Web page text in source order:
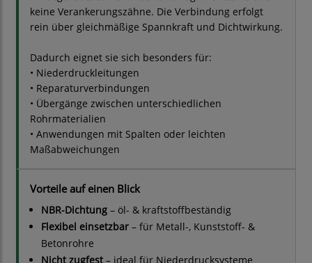
keine Verankerungszähne. Die Verbindung erfolgt
rein über gleichmäßige Spannkraft und Dichtwirkung.
Dadurch eignet sie sich besonders für:
• Niederdruckleitungen
• Reparaturverbindungen
• Übergänge zwischen unterschiedlichen
Rohrmaterialien
• Anwendungen mit Spalten oder leichten
Maßabweichungen
Vorteile auf einen Blick
NBR-Dichtung – öl- & kraftstoffbeständig
Flexibel einsetzbar – für Metall-, Kunststoff- &
Betonrohre
Nicht zugfest – ideal für Niederdrucksysteme